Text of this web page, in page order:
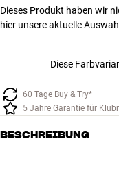
Dieses Produkt haben wir
hier unsere aktuelle
Diese
60 Tage Buy & Try*
5 Jahre Garantie für
BESCHREIBUNG